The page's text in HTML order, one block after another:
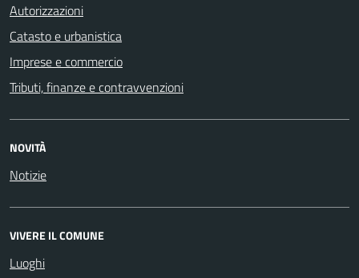
Autorizzazioni
Catasto e urbanistica
Imprese e commercio
Tributi, finanze e contravvenzioni
NOVITÀ
Notizie
VIVERE IL COMUNE
Luoghi